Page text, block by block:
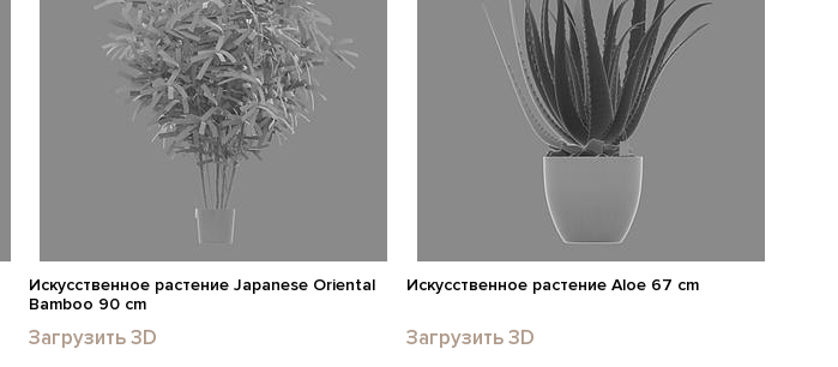
Искусственное растение Japanese Oriental
Bamboo 90 cm
Загрузить 3D
Искусственное растение Aloe 67 cm
Загрузить 3D